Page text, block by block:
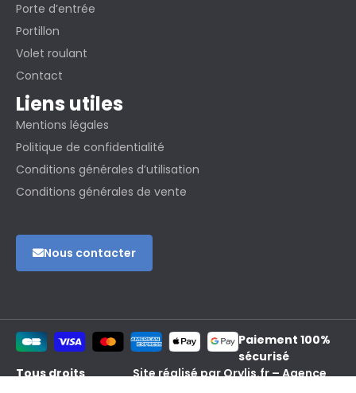
Porte d’entrée
Portillon
Volet roulant
Contact
Liens utiles
Mentions légales
Politique de confidentialité
Conditions générales d’utilisation
Conditions générales de vente
Nous contacter
Paiement 100%
sécurisé
Tous droits
Site réalisé par Orylis.fr – Agence